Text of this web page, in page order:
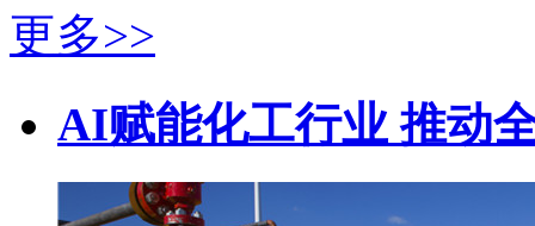
更多>>
AI赋能化工行业 推动